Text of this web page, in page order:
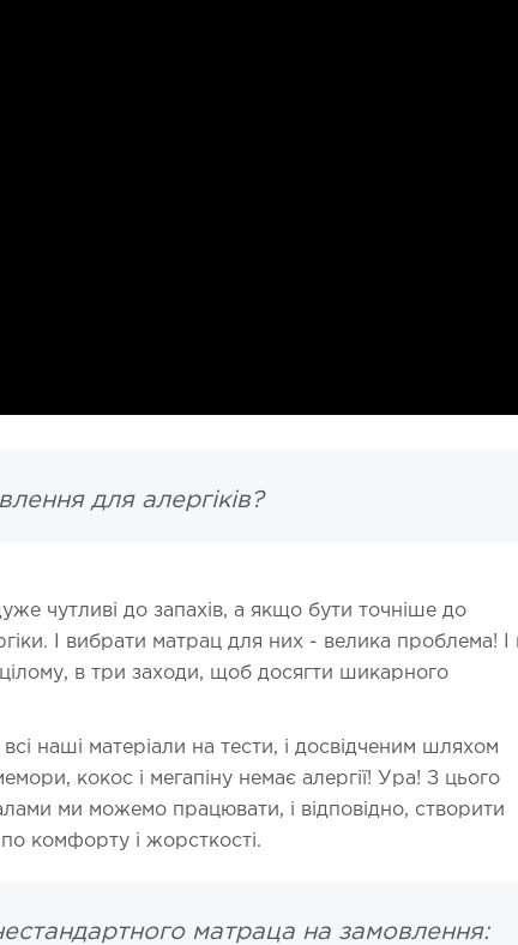
для алергіків?
чутливі до запахів, а якщо бути точніше до
І вибрати матрац для них - велика проблема! І
в три заходи, щоб досягти шикарного
наші матеріали на тести, і досвідченим шляхом
кокос і мегапіну немає алергії! Ура! З цього
ми можемо працювати, і відповідно, створити
комфорту і жорсткості.
матраца на замовлення: